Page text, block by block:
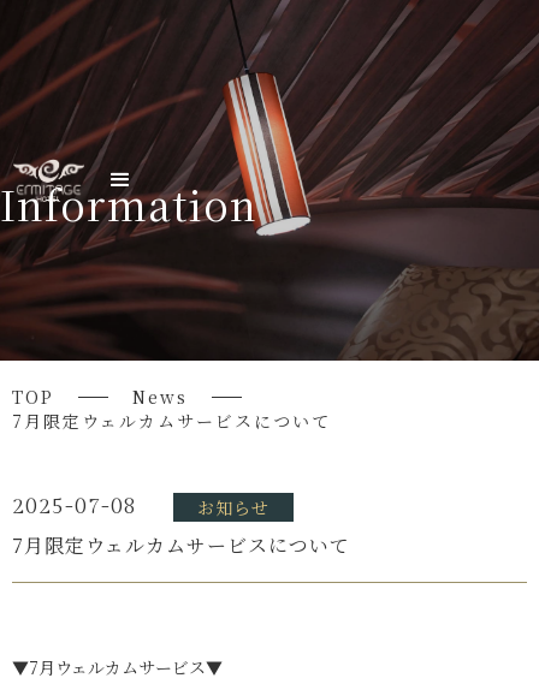
Information
TOP
News
7月限定ウェルカムサービスについて
2025-07-08 お知らせ
7月限定ウェルカムサービスについて
▼7月ウェルカムサービス▼